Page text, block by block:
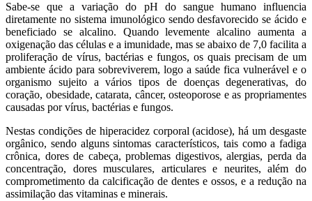
Sabe-se que a variação do pH do sangue humano influencia
diretamente no sistema imunológico sendo desfavorecido se ácido e
beneficiado se alcalino. Quando levemente alcalino aumenta a
oxigenação das células e a imunidade, mas se abaixo de 7,0 facilita a
proliferação de vírus, bactérias e fungos, os quais precisam de um
ambiente ácido para sobreviverem, logo a saúde fica vulnerável e o
organismo sujeito a vários tipos de doenças degenerativas, do
coração, obesidade, catarata, câncer, osteoporose e as propriamentes
causadas por vírus, bactérias e fungos.
Nestas condições de hiperacidez corporal (acidose), há um desgaste
orgânico, sendo alguns sintomas característicos, tais como a fadiga
crônica, dores de cabeça, problemas digestivos, alergias, perda da
concentração, dores musculares, articulares e neurites, além do
comprometimento da calcificação de dentes e ossos, e a redução na
assimilação das vitaminas e minerais.